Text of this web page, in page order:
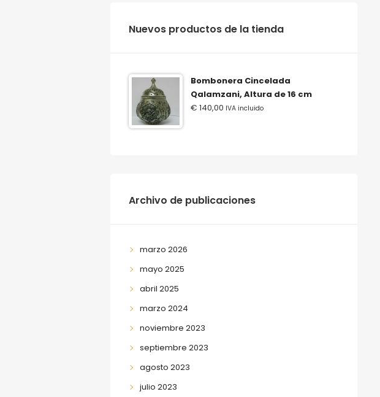
‫‪Nuevos‬‬ ‫‪productos‬‬ ‫‪de‬‬ ‫‪la‬‬ ‫‪tienda‬‬
Bombonera Cincelada
Qalamzani, Altura de 16 cm
€ 140,00 IVA incluido
Archivo de publicaciones
marzo 2026
mayo 2025
abril 2025
marzo 2024
noviembre 2023
septiembre 2023
agosto 2023
julio 2023